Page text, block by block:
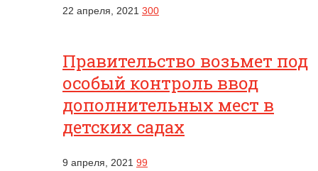
22 апреля, 2021 300
Правительство возьмет под
особый контроль ввод
дополнительных мест в
детских садах
9 апреля, 2021 99